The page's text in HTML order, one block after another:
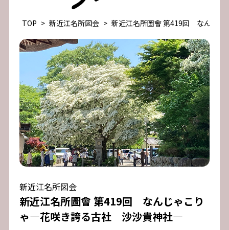
TOP > 新近江名所図会 > 新近江名所圖會 第419回 なんじ
新近江名所図会
新近江名所圖會 第419回 なんじゃこり
ゃ―花咲き誇る古社 沙沙貴神社―